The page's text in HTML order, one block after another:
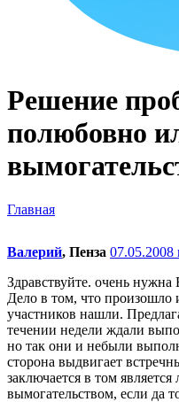
Решение
полюбовно
Главная
Валерий, Пенза 07.05.2008
Здравствуйте. очень
Дело в том, что
участников нашли.
течении недели ждали
но так они и небыли
сторона выдвигает
заключается в том
вымогательством, если да